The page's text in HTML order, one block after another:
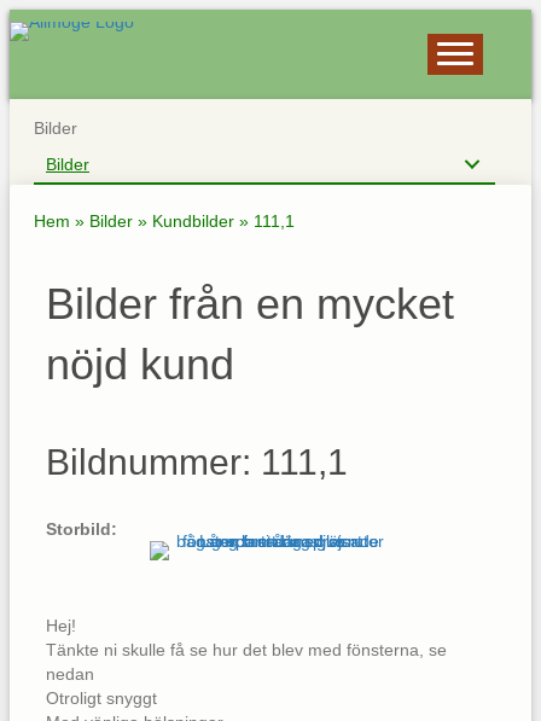
Bilder
Bilder
Hem » Bilder » Kundbilder » 111,1
Bilder från en mycket
nöjd kund
Bildnummer: 111,1
Storbild:
Hej!
Tänkte ni skulle få se hur det blev med fönsterna, se
nedan
Otroligt snyggt